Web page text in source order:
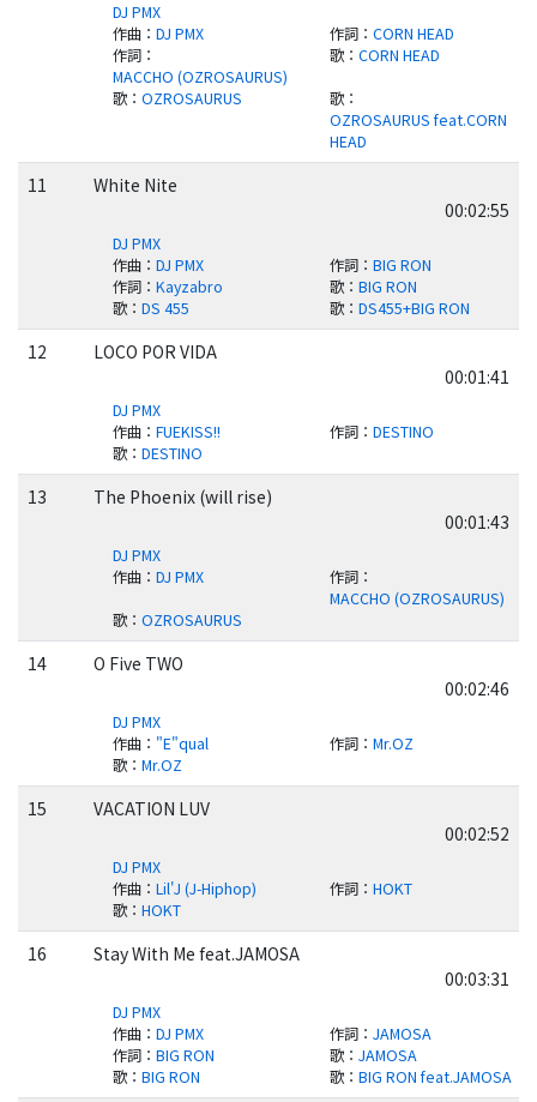
DJ PMX
作曲： DJ PMX 作詞： CORN HEAD
作詞：
MACCHO (OZROSAURUS)
歌： CORN HEAD
歌： OZROSAURUS 歌：
OZROSAURUS feat.CORN
HEAD
11
White Nite
00:02:55
DJ PMX
作曲： DJ PMX 作詞： BIG RON
作詞： Kayzabro 歌： BIG RON
歌： DS 455 歌： DS455+BIG RON
12
LOCO POR VIDA
00:01:41
DJ PMX
作曲： FUEKISS!! 作詞： DESTINO
歌： DESTINO
13
The Phoenix (will rise)
00:01:43
DJ PMX
作曲： DJ PMX 作詞：
MACCHO (OZROSAURUS)
歌： OZROSAURUS
14
O Five TWO
00:02:46
DJ PMX
作曲： "E"qual 作詞： Mr.OZ
歌： Mr.OZ
15
VACATION LUV
00:02:52
DJ PMX
作曲： Lil'J (J-Hiphop) 作詞： HOKT
歌： HOKT
16
Stay With Me feat.JAMOSA
00:03:31
DJ PMX
作曲： DJ PMX 作詞： JAMOSA
作詞： BIG RON 歌： JAMOSA
歌： BIG RON 歌： BIG RON feat.JAMOSA